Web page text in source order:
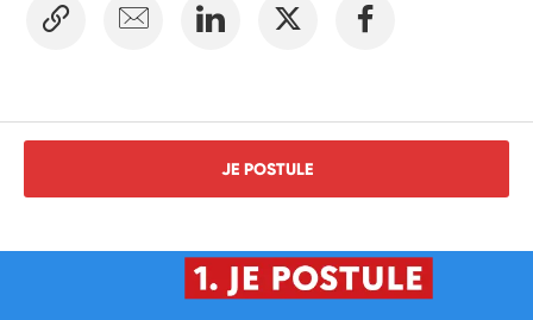
JE POSTULE